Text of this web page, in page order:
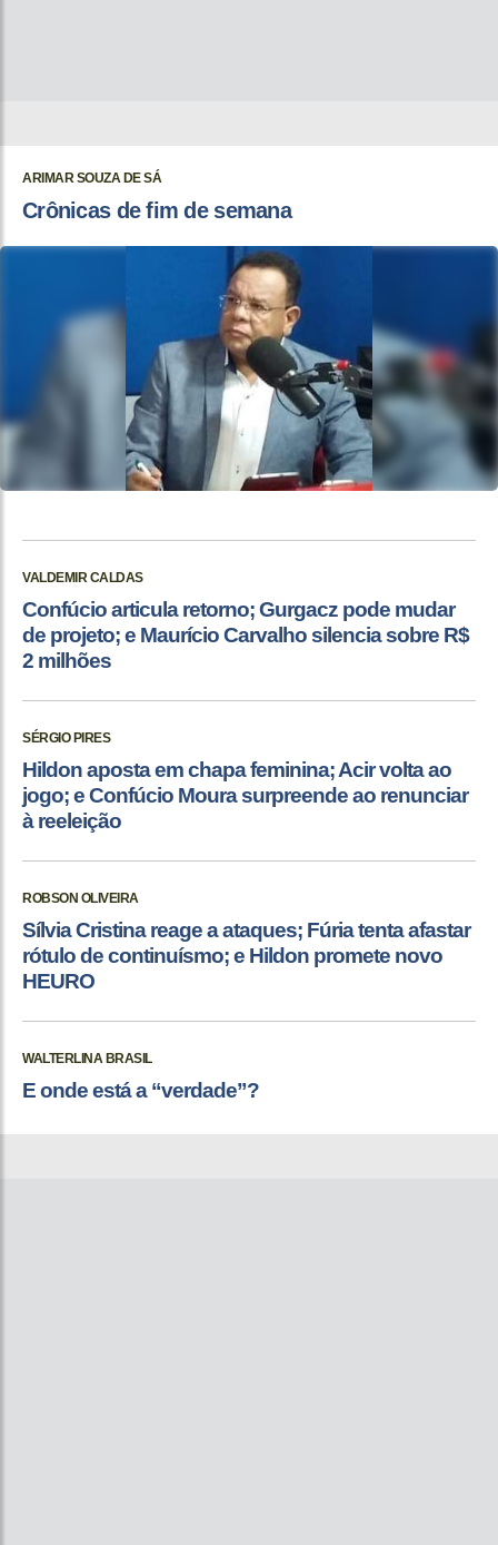
ARIMAR SOUZA DE SÁ
Crônicas de fim de semana
VALDEMIR CALDAS
Confúcio articula retorno; Gurgacz pode mudar
de projeto; e Maurício Carvalho silencia sobre R$
2 milhões
SÉRGIO PIRES
Hildon aposta em chapa feminina; Acir volta ao
jogo; e Confúcio Moura surpreende ao renunciar
à reeleição
ROBSON OLIVEIRA
Sílvia Cristina reage a ataques; Fúria tenta afastar
rótulo de continuísmo; e Hildon promete novo
HEURO
WALTERLINA BRASIL
E onde está a “verdade”?